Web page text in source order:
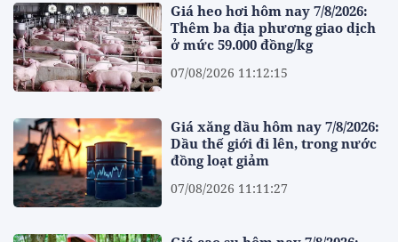
Giá heo hơi hôm nay 7/8/2026:
Thêm ba địa phương giao dịch
ở mức 59.000 đồng/kg
07/08/2026 11:12:15
Giá xăng dầu hôm nay 7/8/2026:
Dầu thế giới đi lên, trong nước
đồng loạt giảm
07/08/2026 11:11:27